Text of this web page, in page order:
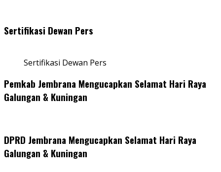
Sertifikasi Dewan Pers
Sertifikasi Dewan Pers
Pemkab Jembrana Mengucapkan Selamat Hari Raya
Galungan & Kuningan
DPRD Jembrana Mengucapkan Selamat Hari Raya
Galungan & Kuningan